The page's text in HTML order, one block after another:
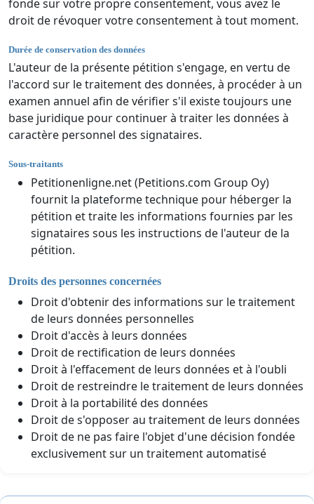
fonde sur votre propre consentement, vous avez le
droit de révoquer votre consentement à tout moment.
Durée de conservation des données
L'auteur de la présente pétition s'engage, en vertu de
l'accord sur le traitement des données, à procéder à un
examen annuel afin de vérifier s'il existe toujours une
base juridique pour continuer à traiter les données à
caractère personnel des signataires.
Sous-traitants
Petitionenligne.net (Petitions.com Group Oy)
fournit la plateforme technique pour héberger la
pétition et traite les informations fournies par les
signataires sous les instructions de l'auteur de la
pétition.
Droits des personnes concernées
Droit d'obtenir des informations sur le traitement
de leurs données personnelles
Droit d'accès à leurs données
Droit de rectification de leurs données
Droit à l'effacement de leurs données et à l'oubli
Droit de restreindre le traitement de leurs données
Droit à la portabilité des données
Droit de s'opposer au traitement de leurs données
Droit de ne pas faire l'objet d'une décision fondée
exclusivement sur un traitement automatisé